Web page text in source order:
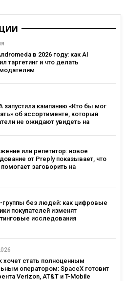
в 2026 году: как AI
таргетинг и что делать
запустила кампанию «Кто бы мог
об ассортименте, который
не ожидают увидеть на
или репетитор: новое
от Preply показывает, что
заговорить на
группы без людей: как цифровые
покупателей изменят
исследования
хочет стать полноценным
оператором: SpaceX готовит
Verizon, AT&T и T-Mobile